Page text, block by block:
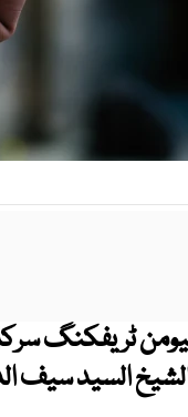
ٹریفکنگ
السید سیف